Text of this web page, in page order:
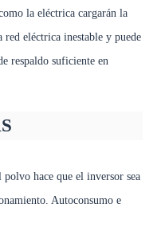
la eléctrica cargarán la
red eléctrica inestable y puede
respaldo suficiente en
hace que el inversor sea
Autoconsumo e